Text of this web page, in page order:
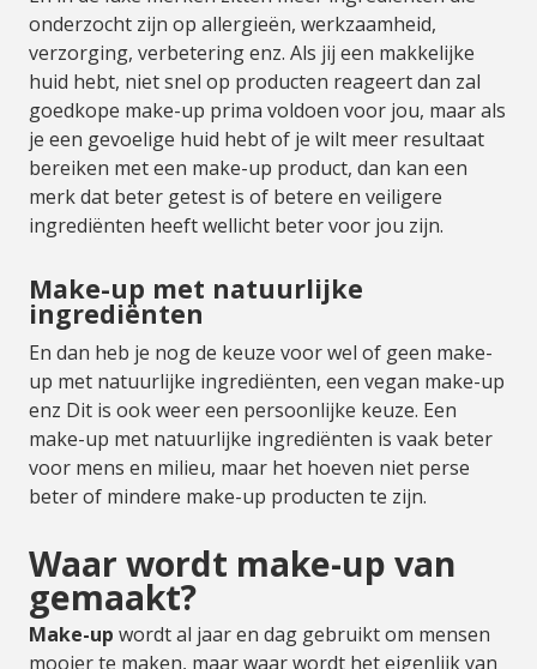
onderzocht zijn op allergieën, werkzaamheid,
verzorging, verbetering enz. Als jij een makkelijke
huid hebt, niet snel op producten reageert dan zal
goedkope make-up prima voldoen voor jou, maar als
je een gevoelige huid hebt of je wilt meer resultaat
bereiken met een make-up product, dan kan een
merk dat beter getest is of betere en veiligere
ingrediënten heeft wellicht beter voor jou zijn.
Make-up met natuurlijke
ingrediënten
En dan heb je nog de keuze voor wel of geen make-
up met natuurlijke ingrediënten, een vegan make-up
enz Dit is ook weer een persoonlijke keuze. Een
make-up met natuurlijke ingrediënten is vaak beter
voor mens en milieu, maar het hoeven niet perse
beter of mindere make-up producten te zijn.
Waar wordt make-up van
gemaakt?
Make-up wordt al jaar en dag gebruikt om mensen
mooier te maken, maar waar wordt het eigenlijk van